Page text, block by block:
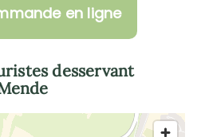
en ligne
desservant